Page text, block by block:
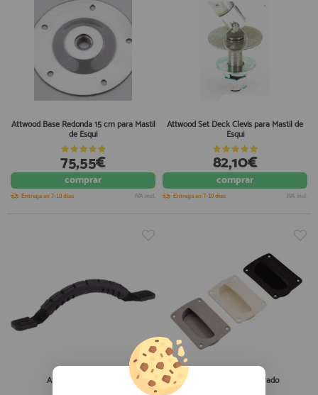
Attwood Base Redonda 15 cm para Mastil
de Esqui
75,55€
comprar
Entrega en 7-10 días IVA incl.
Attwood Set Deck Clevis para Mastil de
Esqui
82,10€
comprar
Entrega en 7-10 días IVA incl.
Attwood Asa Flexible Tirador Nylon Empotrado